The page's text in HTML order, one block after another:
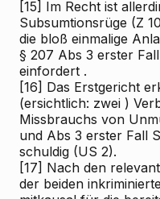
[15] Im Recht ist
Subsumtionsrüge (Z
die bloß einmalige
§ 207 Abs 3 erster
einfordert .
[16] Das Erstgericht
(ersichtlich: zwei )
Missbrauchs von
und Abs 3 erster Fall
schuldig (US 2).
[17] Nach den
der beiden